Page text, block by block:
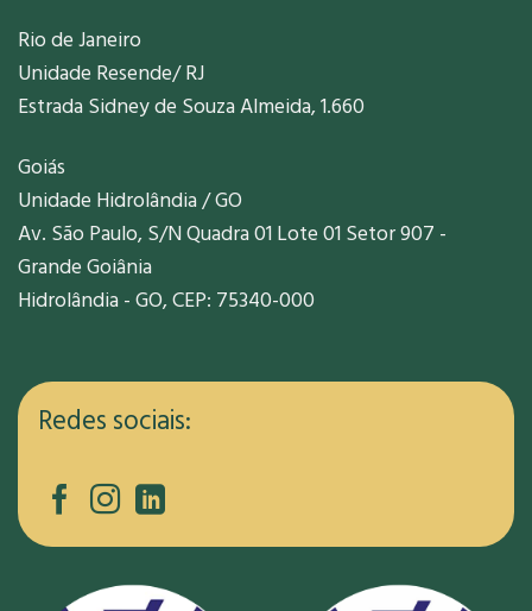
Rio de Janeiro
Unidade Resende/ RJ
Estrada Sidney de Souza Almeida, 1.660
Goiás
Unidade Hidrolândia / GO
Av. São Paulo, S/N Quadra 01 Lote 01 Setor 907 -
Grande Goiânia
Hidrolândia - GO, CEP: 75340-000
Redes sociais: